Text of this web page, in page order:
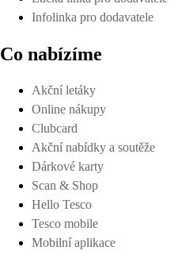
Infolinka pro dodavatele
Co nabízíme
Akční letáky
Online nákupy
Clubcard
Akční nabídky a soutěže
Dárkové karty
Scan & Shop
Hello Tesco
Tesco mobile
Mobilní aplikace